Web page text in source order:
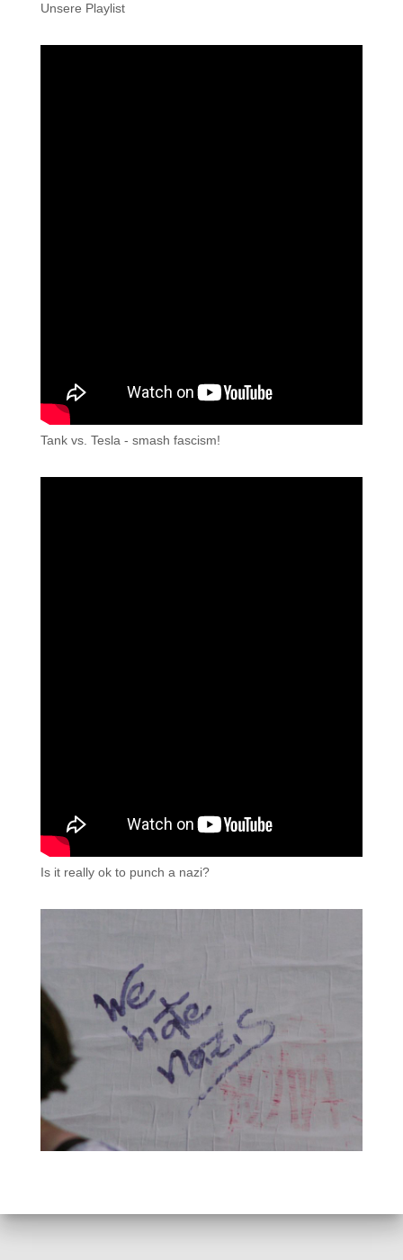
Unsere Playlist
Tank vs. Tesla - smash fascism!
Is it really ok to punch a nazi?